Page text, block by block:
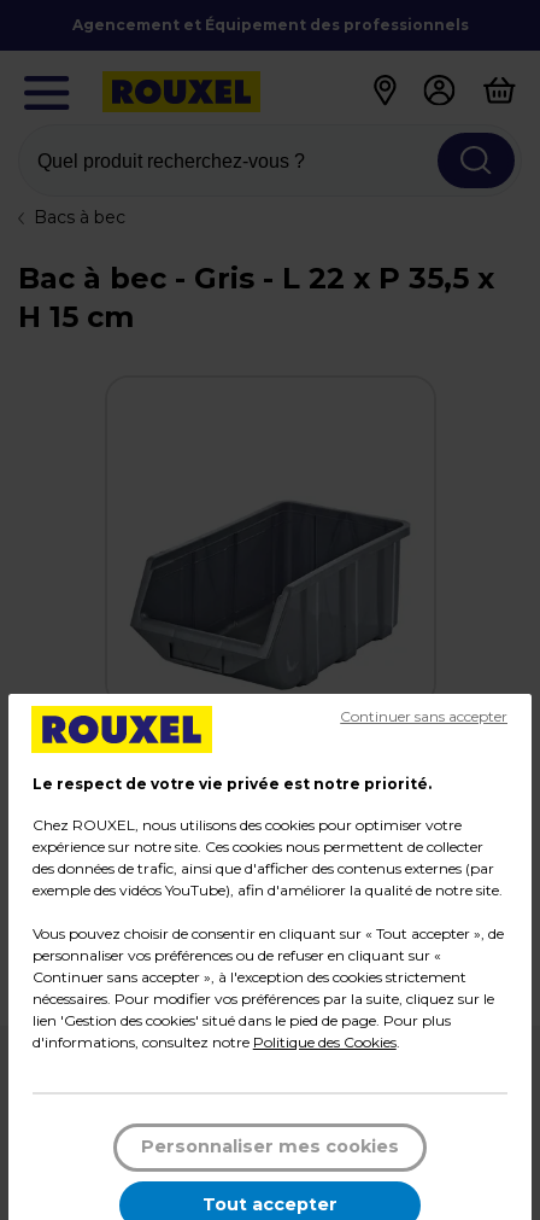
Agencement et Équipement des professionnels
Quel produit recherchez-vous ?
Bacs à bec
Bac à bec - Gris - L 22 x P 35,5 x
H 15 cm
Code :19665
Couleur : Gris
Matière : Polypropylène
Dimensions : L 22 x P 35,5 x H 15 cm
Poids : 0,46 kg
5,99
l'unité
Le respect de votre vie privée est notre priorité.
Chez ROUXEL, nous utilisons des cookies pour optimiser votre
expérience sur notre site. Ces cookies nous permettent de collecter
des données de trafic, ainsi que d'afficher des contenus externes (par
exemple des vidéos YouTube), afin d'améliorer la qualité de notre site.
Vous pouvez choisir de consentir en cliquant sur « Tout accepter », de
personnaliser vos préférences ou de refuser en cliquant sur «
Continuer sans accepter », à l'exception des cookies strictement
nécessaires. Pour modifier vos préférences par la suite, cliquez sur le
lien 'Gestion des cookies' situé dans le pied de page. Pour plus
d'informations, consultez notre Politique des Cookies.
Continuer sans accepter
Personnaliser mes cookies
Tout accepter